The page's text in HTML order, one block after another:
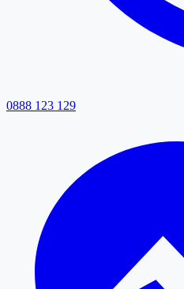
0888 123 129